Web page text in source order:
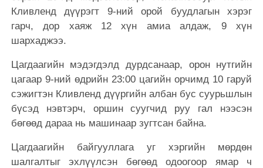
Кливленд дүүрэгт 9-ний орой буудлагын хэрэг
гарч, дор хаяж 12 хүн амиа алдаж, 9 хүн
шархаджээ.
Цагдаагийн мэдэгдэлд дурдсанаар, орон нутгийн
цагаар 9-ний өдрийн 23:00 цагийн орчимд 10 гаруй
сэжигтэн Кливленд дүүргийн албан бус суурьшлын
бүсэд нэвтэрч, оршин суугчид руу гал нээсэн
бөгөөд дараа нь машинаар зугтсан байна.
Цагдаагийн байгууллага уг хэргийн мөрдөн
шалгалтыг эхлүүлсэн бөгөөд одоогоор ямар ч